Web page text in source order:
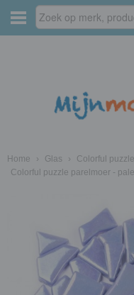
Home › Glas › Colorful
Colorful puzzle parelmoer -